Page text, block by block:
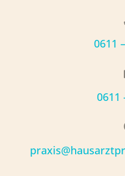
0611
0611